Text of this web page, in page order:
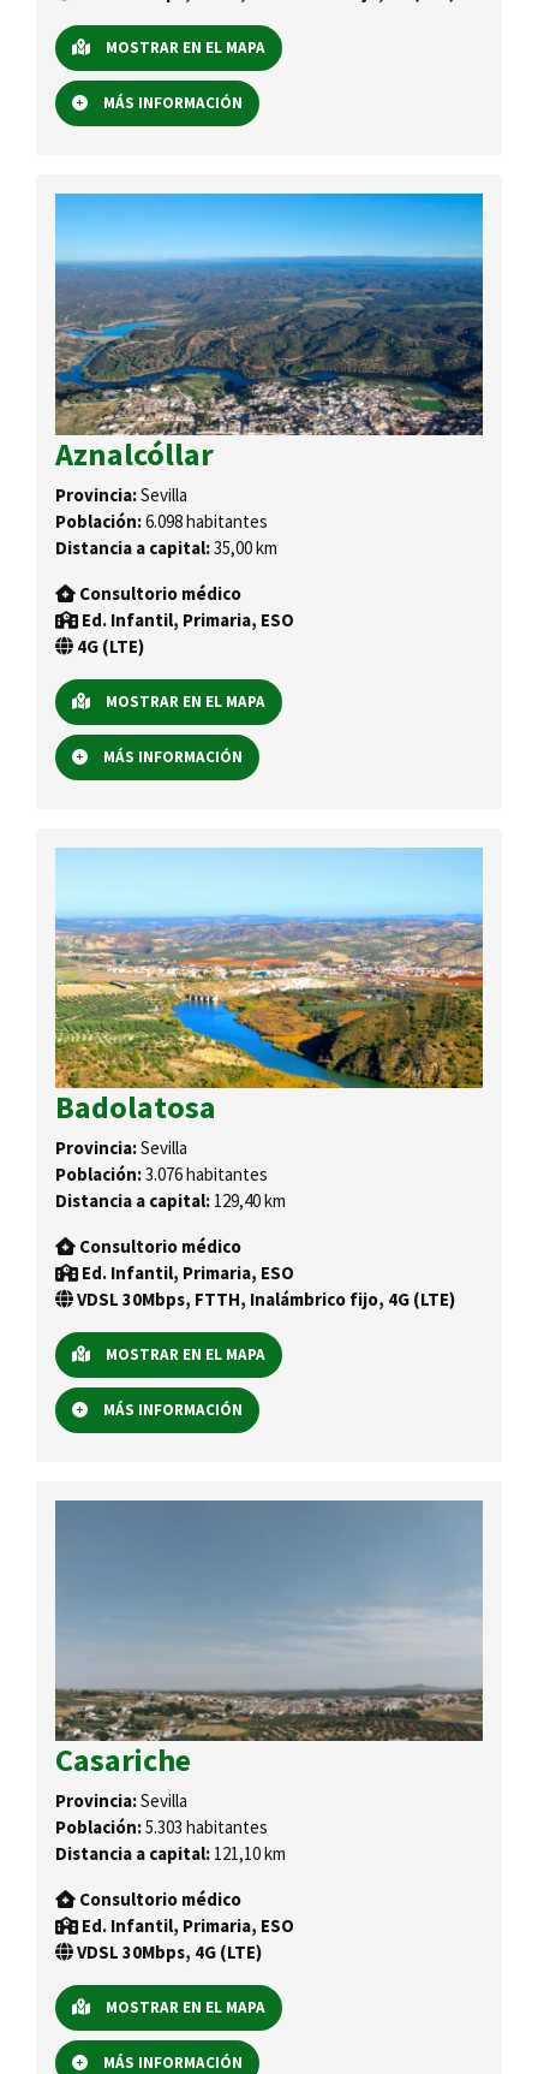
MOSTRAR EN EL MAPA
MÁS INFORMACIÓN
Aznalcóllar
Provincia:Sevilla
Población:6.098 habitantes
Distancia a capital:35,00 km
Consultorio médico
Ed. Infantil, Primaria, ESO
4G (LTE)
MOSTRAR EN EL MAPA
MÁS INFORMACIÓN
Badolatosa
Provincia:Sevilla
Población:3.076 habitantes
Distancia a capital: 129,40 km
Consultorio médico
Ed. Infantil, Primaria, ESO
VDSL 30Mbps, FTTH, Inalámbrico fijo, 4G (LTE)
MOSTRAR EN EL MAPA
MÁS INFORMACIÓN
Casariche
Provincia:Sevilla
Población:5.303 habitantes
Distancia a capital: 121,10 km
Consultorio médico
Ed. Infantil, Primaria, ESO
VDSL 30Mbps, 4G (LTE)
MOSTRAR EN EL MAPA
MÁS INFORMACIÓN